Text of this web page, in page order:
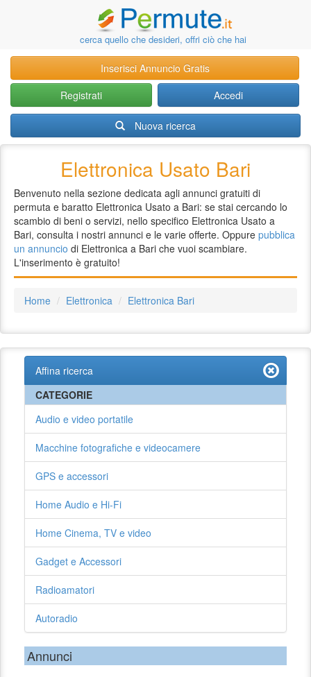
cerca quello che desideri, offri ciò che hai
Inserisci Annuncio Gratis
Registrati
Accedi
Nuova ricerca
Elettronica Usato Bari
Benvenuto nella sezione dedicata agli annunci gratuiti di
permuta e baratto Elettronica Usato a Bari: se stai cercando lo
scambio di beni o servizi, nello specifico Elettronica Usato a
Bari, consulta i nostri annunci e le varie offerte. Oppure pubblica
un annuncio di Elettronica a Bari che vuoi scambiare.
L'inserimento è gratuito!
Home Elettronica Elettronica Bari
Affina ricerca
CATEGORIE
Audio e video portatile
Macchine fotografiche e videocamere
GPS e accessori
Home Audio e Hi-Fi
Home Cinema, TV e video
Gadget e Accessori
Radioamatori
Autoradio
Annunci